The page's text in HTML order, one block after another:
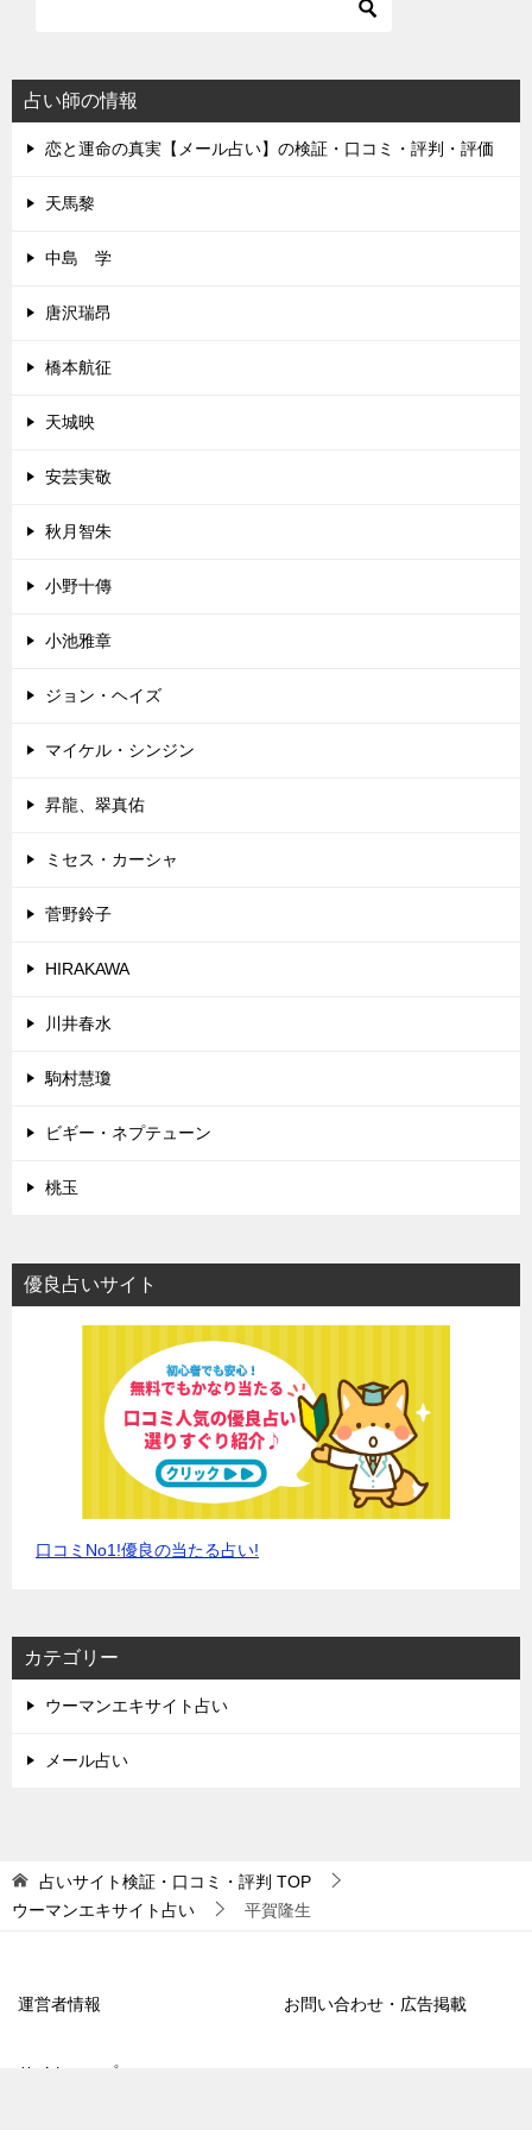
占い師の情報
恋と運命の真実【メール占い】の検証・口コミ・評判・評価
天馬黎
中島 学
唐沢瑞昂
橋本航征
天城映
安芸実敬
秋月智朱
小野十傳
小池雅章
ジョン・ヘイズ
マイケル・シンジン
昇龍、翠真佑
ミセス・カーシャ
菅野鈴子
HIRAKAWA
川井春水
駒村慧瓊
ビギー・ネプテューン
桃玉
優良占いサイト
口コミNo1!優良の当たる占い!
カテゴリー
ウーマンエキサイト占い
メール占い
占いサイト検証・口コミ・評判 TOP
ウーマンエキサイト占い
平賀隆生
運営者情報 お問い合わせ・広告掲載
サイトマップ